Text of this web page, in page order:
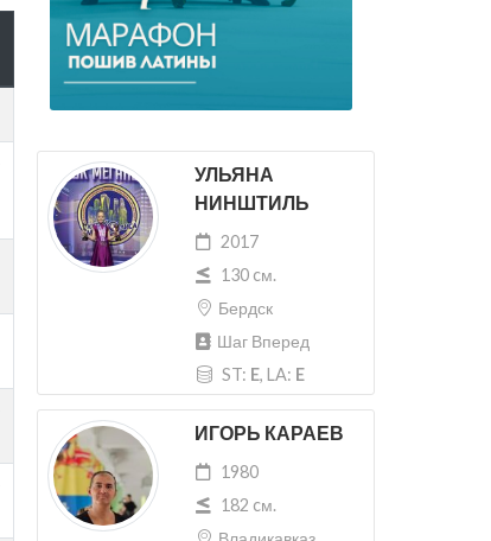
УЛЬЯНА
НИНШТИЛЬ
2017
130 cм.
Бердск
Шаг Вперед
ST: E, LA: E
ИГОРЬ КАРАЕВ
1980
182 cм.